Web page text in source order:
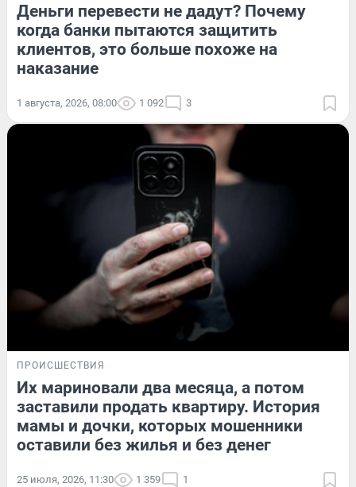
Деньги перевести не дадут? Почему
когда банки пытаются защитить
клиентов, это больше похоже на
наказание
1 августа, 2026, 08:00 1 092 3
ПРОИСШЕСТВИЯ
Их мариновали два месяца, а потом
заставили продать квартиру. История
мамы и дочки, которых мошенники
оставили без жилья и без денег
25 июля, 2026, 11:30 1 359 1